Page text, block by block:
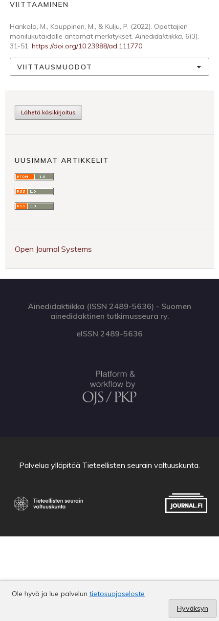
VIITTAAMINEN
Hankala, M., Kauppinen, M., & Kulju, P. (2022). Opettajien
monilukutaidolle antamat merkitykset. Ainedidaktiikka, 6(3),
31-51. https://doi.org/10.23988/ad.111770
VIITTAUSMUODOT
Lähetä käsikirjoitus
UUSIMMAT ARTIKKELIT
Open Journal Systems
Ainedidaktiikka (ISSN 2489-5636) - Suomen
ainedidaktinen tutkimusseura ry.
eISSN 2489-5636
Ole hyvä ja lue palvelun tietosuojaseloste
Hyväksyn
Palvelua ylläpitää Tieteellisten seurain valtuuskunta.